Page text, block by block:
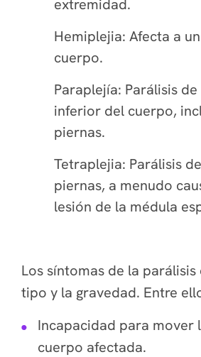
extremidad.
Hemiplejia: Afecta a
cuerpo.
Paraplejía: Parálisis
inferior del cuerpo,
piernas.
Tetraplejia: Parálisis
piernas, a menudo
lesión de la médula
Los síntomas de la
tipo y la gravedad. Entre
Incapacidad para mover
cuerpo afectada.